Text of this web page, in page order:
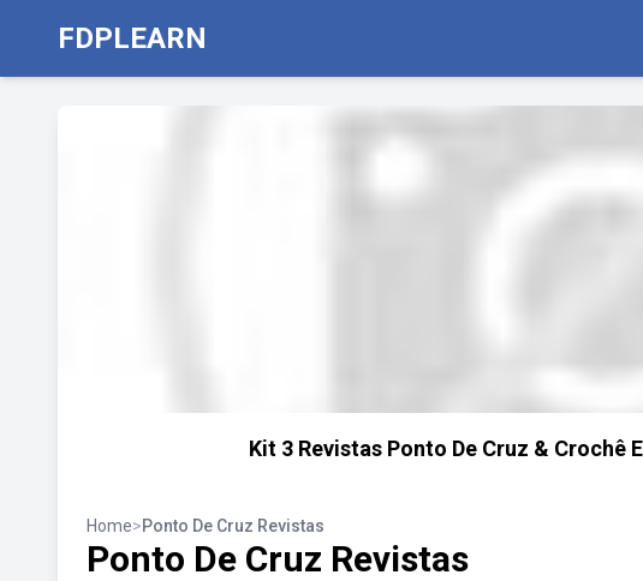
FDPLEARN
Kit 3 Revistas Ponto De Cruz & Crochê
Home>Ponto De Cruz Revistas
Ponto De Cruz Revistas